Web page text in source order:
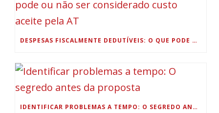
DESPESAS FISCALMENTE DEDUTÍVEIS: O QUE PODE OU NÃO SER CONSIDERADO CUSTO ACEITE PELA AT
IDENTIFICAR PROBLEMAS A TEMPO: O SEGREDO ANTES DA PROPOSTA